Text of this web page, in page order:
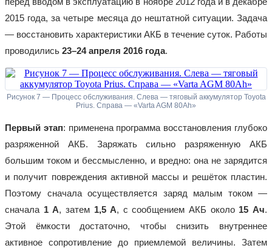
2015 года, за четыре месяца до нештатной ситуации. Задача
— восстановить характеристики АКБ в течение суток. Работы
проводились 23–24 апреля 2016 года.
Рисунок 7 — Процесс обслуживания. Слева — тяговый аккумулятор Toyota
Prius. Справа — «Varta AGM 80Ah»
Первый этап: применена программа восстановления глубоко
разряженной АКБ. Заряжать сильно разряженную АКБ
большим током и бессмысленно, и вредно: она не зарядится
и получит повреждения активной массы и решёток пластин.
Поэтому сначала осуществляется заряд малым током —
сначала 1 А, затем 1,5 А, с сообщением АКБ около 15 Ач.
Этой ёмкости достаточно, чтобы снизить внутреннее
активное сопротивление до приемлемой величины. Затем